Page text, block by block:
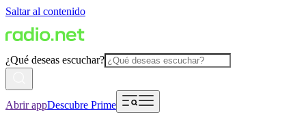
Saltar al contenido
¿Qué deseas escuchar?
Abrir appDescubre Prime